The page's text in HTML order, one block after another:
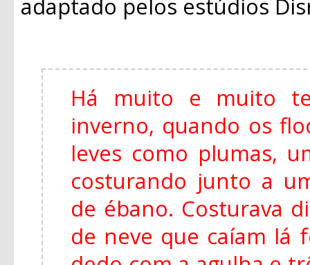
adaptado pelos estúdios
Há muito e muito
inverno, quando os
leves como plumas,
costurando junto a
de ébano. Costurava
de neve que caíam lá